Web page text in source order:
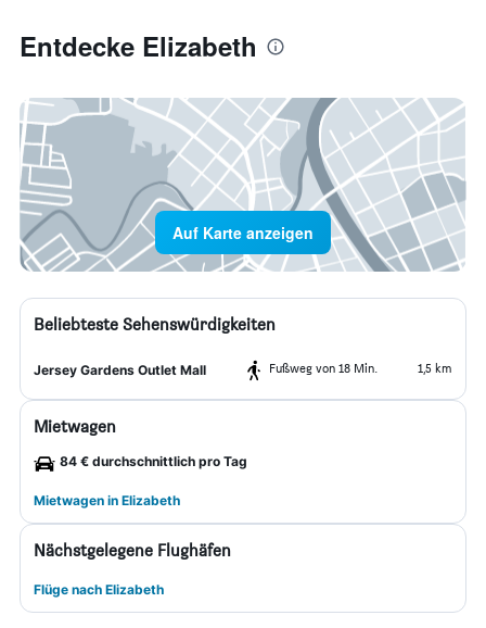
Entdecke Elizabeth
Auf Karte anzeigen
Beliebteste Sehenswürdigkeiten
Jersey Gardens Outlet Mall Fußweg von 18 Min. 1,5 km
Mietwagen
84 € durchschnittlich pro Tag
Mietwagen in Elizabeth
Nächstgelegene Flughäfen
Flüge nach Elizabeth